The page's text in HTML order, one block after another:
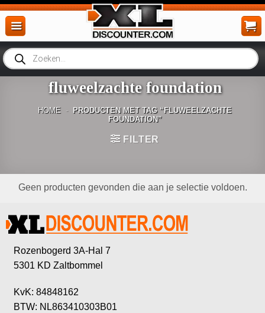
Ga
naar
inhoud
Producten
zoeken
fluweelzachte foundation
HOME - PRODUCTEN MET TAG “FLUWEELZACHTE
FOUNDATION”
FILTER
Geen producten gevonden die aan je selectie voldoen.
Rozenbogerd 3A-Hal 7
5301 KD Zaltbommel
KvK: 84848162
BTW: NL863410303B01